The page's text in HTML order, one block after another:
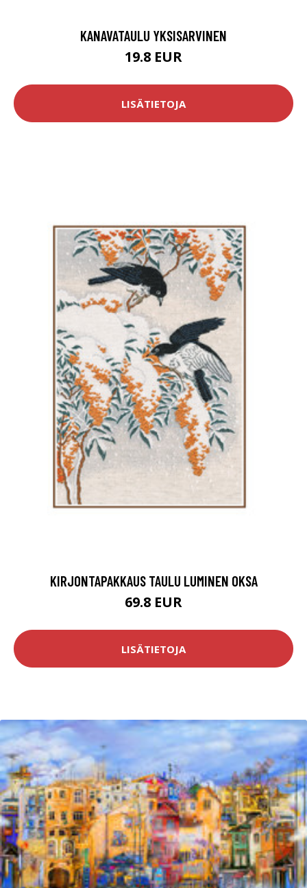
KANAVATAULU YKSISARVINEN
19.8 EUR
LISÄTIETOJA
KIRJONTAPAKKAUS TAULU LUMINEN OKSA
69.8 EUR
LISÄTIETOJA